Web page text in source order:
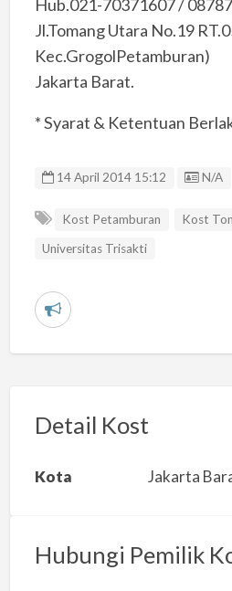
Hub.021-70371607 /
Jl.Tomang Utara No.19
Kec.GrogolPetamburan)
Jakarta Barat.
* Syarat & Ketentuan
14 April 2014 15:12 N/A
Kost Petamburan
Kost
Universitas Trisakti
L
r
a
s
Detail Kost
Kota Jakarta
Hubungi Pemilik